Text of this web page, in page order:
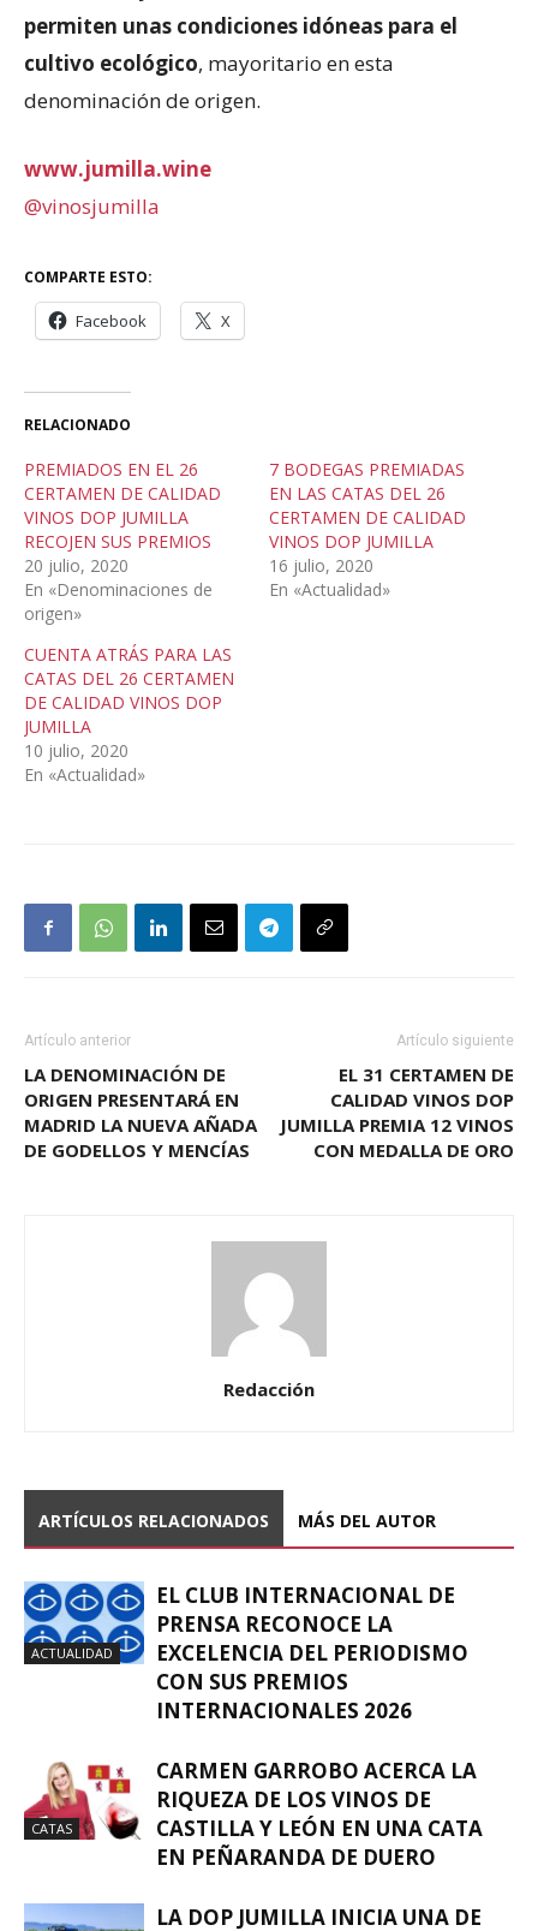
permiten unas condiciones idóneas para el
cultivo ecológico, mayoritario en esta
denominación de origen.
www.jumilla.wine
@vinosjumilla
COMPARTE ESTO:
Facebook X
RELACIONADO
PREMIADOS EN EL 26
CERTAMEN DE CALIDAD
VINOS DOP JUMILLA
RECOJEN SUS PREMIOS
20 julio, 2020
En «Denominaciones de
origen»
7 BODEGAS PREMIADAS
EN LAS CATAS DEL 26
CERTAMEN DE CALIDAD
VINOS DOP JUMILLA
16 julio, 2020
En «Actualidad»
CUENTA ATRÁS PARA LAS
CATAS DEL 26 CERTAMEN
DE CALIDAD VINOS DOP
JUMILLA
10 julio, 2020
En «Actualidad»
Artículo anterior
LA DENOMINACIÓN DE
ORIGEN PRESENTARÁ EN
MADRID LA NUEVA AÑADA
DE GODELLOS Y MENCÍAS
Artículo siguiente
EL 31 CERTAMEN DE
CALIDAD VINOS DOP
JUMILLA PREMIA 12 VINOS
CON MEDALLA DE ORO
Redacción
ARTÍCULOS RELACIONADOS MÁS DEL AUTOR
ACTUALIDAD
EL CLUB INTERNACIONAL DE
PRENSA RECONOCE LA
EXCELENCIA DEL PERIODISMO
CON SUS PREMIOS
INTERNACIONALES 2026
CATAS
CARMEN GARROBO ACERCA LA
RIQUEZA DE LOS VINOS DE
CASTILLA Y LEÓN EN UNA CATA
EN PEÑARANDA DE DUERO
LA DOP JUMILLA INICIA UNA DE